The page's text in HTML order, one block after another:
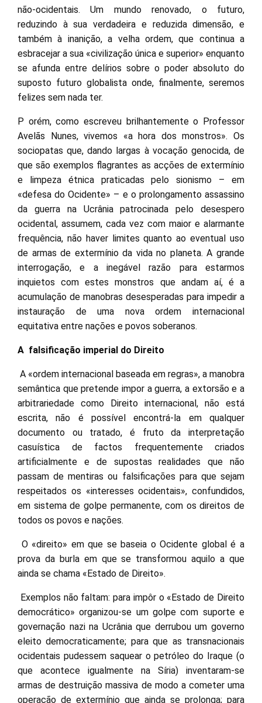
não-ocidentais. Um mundo renovado, o futuro,
reduzindo à sua verdadeira e reduzida dimensão, e
também à inanição, a velha ordem, que continua a
esbracejar a sua «civilização única e superior» enquanto
se afunda entre delírios sobre o poder absoluto do
suposto futuro globalista onde, finalmente, seremos
felizes sem nada ter.
P orém, como escreveu brilhantemente o Professor
Avelãs Nunes, vivemos «a hora dos monstros». Os
sociopatas que, dando largas à vocação genocida, de
que são exemplos flagrantes as acções de extermínio
e limpeza étnica praticadas pelo sionismo – em
«defesa do Ocidente» – e o prolongamento assassino
da guerra na Ucrânia patrocinada pelo desespero
ocidental, assumem, cada vez com maior e alarmante
frequência, não haver limites quanto ao eventual uso
de armas de extermínio da vida no planeta. A grande
interrogação, e a inegável razão para estarmos
inquietos com estes monstros que andam aí, é a
acumulação de manobras desesperadas para impedir a
instauração de uma nova ordem internacional
equitativa entre nações e povos soberanos.
A falsificação imperial do Direito
A «ordem internacional baseada em regras», a manobra
semântica que pretende impor a guerra, a extorsão e a
arbitrariedade como Direito internacional, não está
escrita, não é possível encontrá-la em qualquer
documento ou tratado, é fruto da interpretação
casuística de factos frequentemente criados
artificialmente e de supostas realidades que não
passam de mentiras ou falsificações para que sejam
respeitados os «interesses ocidentais», confundidos,
em sistema de golpe permanente, com os direitos de
todos os povos e nações.
O «direito» em que se baseia o Ocidente global é a
prova da burla em que se transformou aquilo a que
ainda se chama «Estado de Direito».
Exemplos não faltam: para impôr o «Estado de Direito
democrático» organizou-se um golpe com suporte e
governação nazi na Ucrânia que derrubou um governo
eleito democraticamente; para que as transnacionais
ocidentais pudessem saquear o petróleo do Iraque (o
que acontece igualmente na Síria) inventaram-se
armas de destruição massiva de modo a cometer uma
operação de extermínio que ainda se prolonga; para